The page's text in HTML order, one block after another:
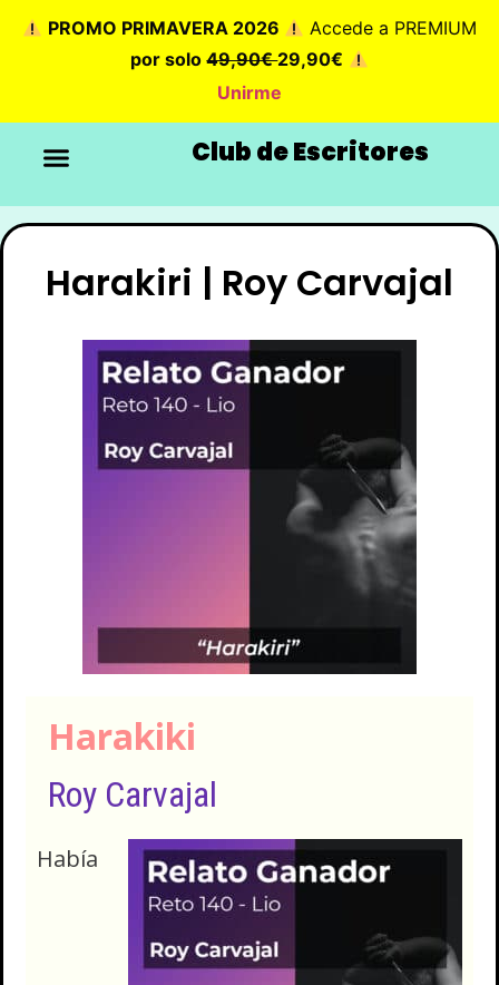
PROMO PRIMAVERA 2026
Accede a PREMIUM
por solo49,90€29,90€
Unirme
Club de Escritores
Harakiri | Roy Carvajal
Harakiki
Roy Carvajal
Había